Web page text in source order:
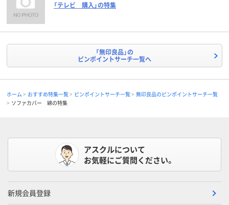
「テレビ 購入」の特集
「無印良品」の
ピンポイントサーチ一覧へ
ホーム おすすめ特集一覧 ピンポイントサーチ一覧
無印良品のピンポイントサーチ一覧
ソファカバー 綿の特集
アスクルについて
お気軽にご質問ください。
新規会員登録